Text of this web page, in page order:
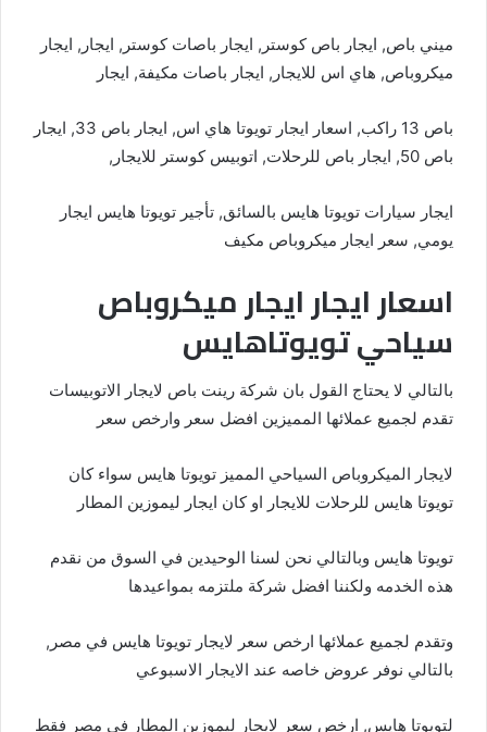
ميني باص, ايجار باص كوستر, ايجار باصات كوستر, ايجار, ايجار
ميكروباص, هاي اس للايجار, ايجار باصات مكيفة, ايجار
باص 13 راكب, اسعار ايجار تويوتا هاي اس, ايجار باص 33, ايجار
باص 50, ايجار باص للرحلات, اتوبيس كوستر للايجار,
ايجار سيارات تويوتا هايس بالسائق, تأجير تويوتا هايس ايجار
يومي, سعر ايجار ميكروباص مكيف
اسعار ايجار ايجار ميكروباص
سياحي تويوتاهايس
بالتالي لا يحتاج القول بان شركة رينت باص لايجار الاتوبيسات
تقدم لجميع عملائها المميزين افضل سعر وارخص سعر
لايجار الميكروباص السياحي المميز تويوتا هايس سواء كان
تويوتا هايس للرحلات للايجار او كان ايجار ليموزين المطار
تويوتا هايس وبالتالي نحن لسنا الوحيدين في السوق من نقدم
هذه الخدمه ولكننا افضل شركة ملتزمه بمواعيدها
وتقدم لجميع عملائها ارخص سعر لايجار تويوتا هايس في مصر,
بالتالي نوفر عروض خاصه عند الايجار الاسبوعي
لتويوتا هايس, ارخص سعر لايجار ليموزين المطار في مصر فقط